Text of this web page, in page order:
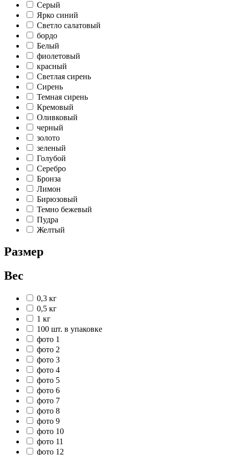
Серый
Ярко синий
Светло салатовый
бордо
Белый
фиолетовый
красный
Светлая сирень
Сирень
Темная сирень
Кремовый
Оливковый
черный
золото
зеленый
Голубой
Серебро
Бронза
Лимон
Бирюзовый
Темно бежевый
Пудра
Желтый
Размер
Вес
0,3 кг
0,5 кг
1 кг
100 шт. в упаковке
фото 1
фото 2
фото 3
фото 4
фото 5
фото 6
фото 7
фото 8
фото 9
фото 10
фото 11
фото 12